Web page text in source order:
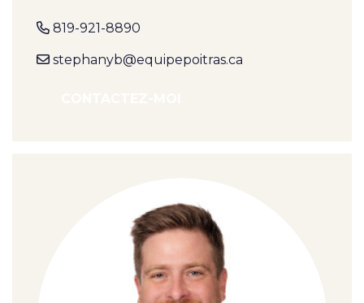
819-921-8890
stephanyb@equipepoitras.ca